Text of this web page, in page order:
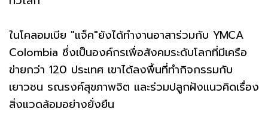
ในโคลอมเบีย "แจ็ค"ยังได้ทำงานอาสาร่วมกับ YMCA
Colombia ซึ่งเป็นองค์กรเพื่อสังคมระดับโลกที่มีเครือ
ข่ายกว่า 120 ประเทศ เขาได้ลงพื้นที่ทำกิจกรรมกับ
เยาวชน รณรงค์สุขภาพจิต และร่วมปลูกฝังแนวคิดเรื่อง
สิ่งแวดล้อมอย่างยั่งยืน